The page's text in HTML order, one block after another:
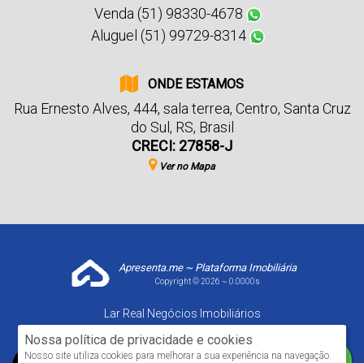
Nossa política de privacidade e cookies
Nosso site utiliza cookies para melhorar a sua experiência na navegação.
Venda (51) 98330-4678
Aluguel (51) 99729-8314
ONDE ESTAMOS
Rua Ernesto Alves, 444, sala terrea, Centro, Santa Cruz
do Sul , RS, Brasil
CRECI: 27858-J
Ver no Mapa
Apresenta.me ~ Plataforma Imobiliária
Copyright © 2026 ~ 0.0000s
Lar Real Negócios Imobiliários